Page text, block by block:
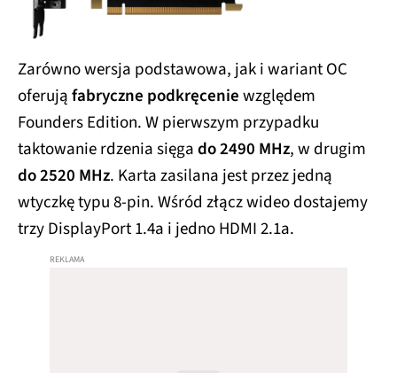
Zarówno wersja podstawowa, jak i wariant OC
oferująfabryczne podkręceniewzględem
Founders Edition. W pierwszym przypadku
taktowanie rdzenia sięgado 2490 MHz, w drugim
do 2520 MHz. Karta zasilana jest przez jedną
wtyczkę typu 8-pin. Wśród złącz wideo dostajemy
trzy DisplayPort 1.4a i jedno HDMI 2.1a.